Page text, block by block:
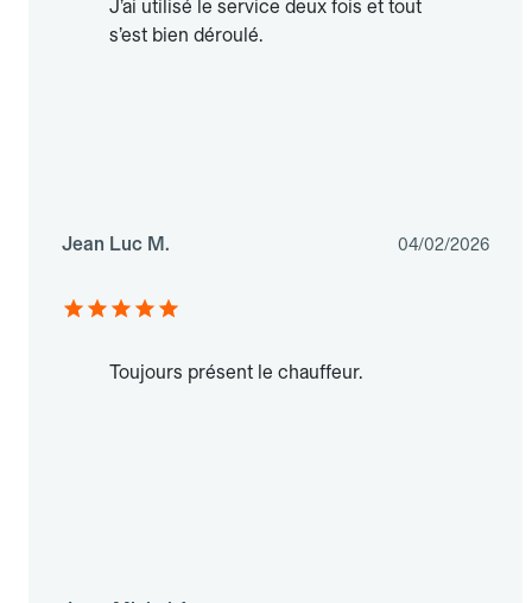
J’ai utilisé le service deux fois et tout
s’est bien déroulé.
Jean Luc M. 04/02/2026
Toujours présent le chauffeur.